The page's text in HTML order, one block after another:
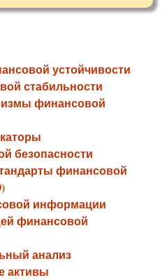
устойчивости
стабильности
финансовой
безопасности
финансовой
информации
финансовой
анализ
активы